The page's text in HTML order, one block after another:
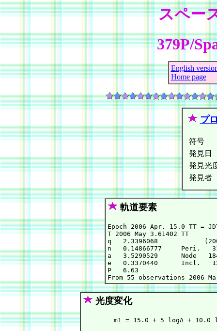
スペー
379P/
English
Home page
プ
符号
発見日
発見光
発見者
軌道要素
Epoch 2006 Apr. 15.0 TT =
T 2006 May 3.61402 TT
q   2.3396068
n   0.14866777     Peri.
a   3.5290529      Node
e   0.3370440      Incl.
P   6.63
光度変化